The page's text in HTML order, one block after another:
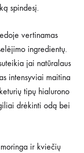
spindesį.
vertinamas
ingredientų.
jai natūralaus
intensyviai maitina
tipų hialurono
drėkinti odą bei
ir kviečių